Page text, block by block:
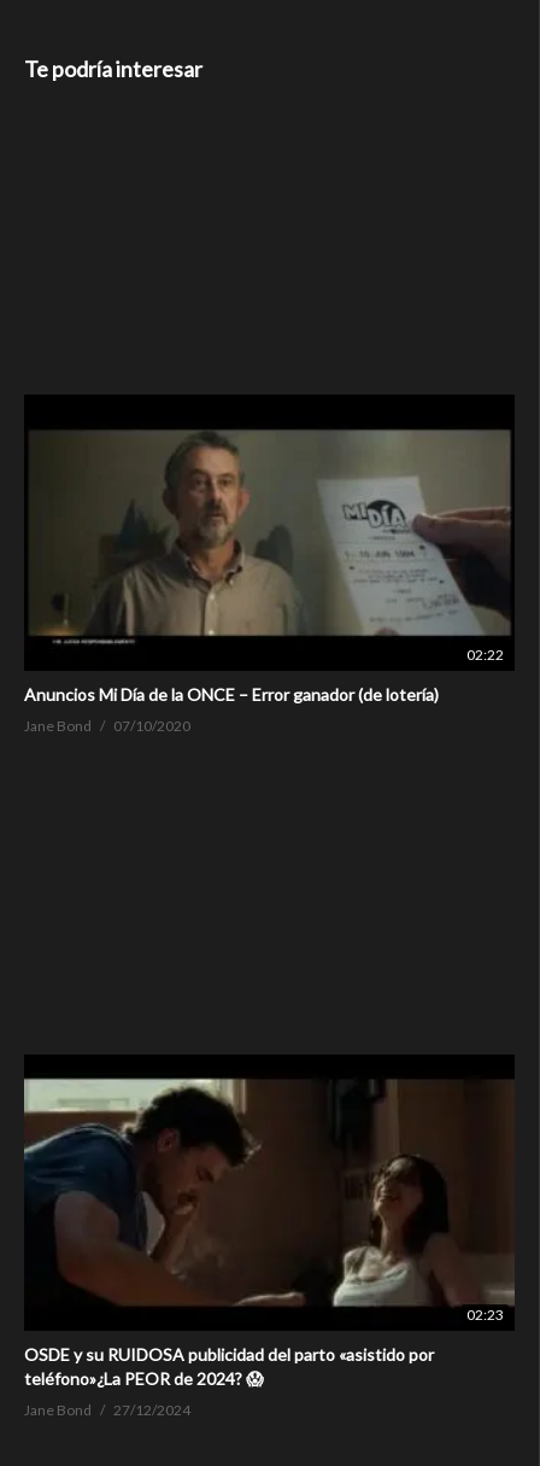
Te podría interesar
02:22
Anuncios Mi Día de la ONCE – Error ganador (de lotería)
Jane Bond 07/10/2020
02:23
OSDE y su RUIDOSA publicidad del parto «asistido por
teléfono»¿La PEOR de 2024? 😱
Jane Bond 27/12/2024